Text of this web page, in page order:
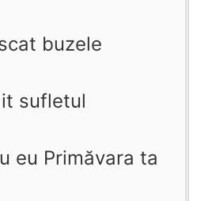
buzele
sufletul
eu Primăvara ta